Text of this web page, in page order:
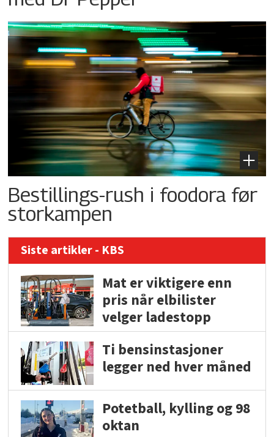
Bestillings-rush i foodora før
storkampen
Siste artikler - KBS
Mat er viktigere enn
pris når elbilister
velger ladestopp
Ti bensinstasjoner
legger ned hver måned
Potetball, kylling og 98
oktan